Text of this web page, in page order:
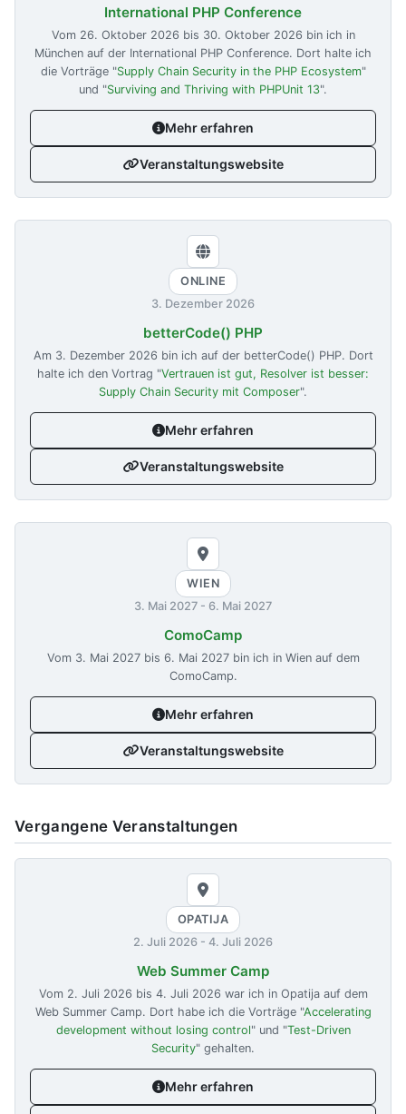
International PHP Conference
Vom 26. Oktober 2026 bis 30. Oktober 2026 bin ich in
München auf der International PHP Conference. Dort halte ich
die Vorträge "Supply Chain Security in the PHP Ecosystem"
und "Surviving and Thriving with PHPUnit 13".
Mehr erfahren
Veranstaltungswebsite
ONLINE
3. Dezember 2026
betterCode() PHP
Am 3. Dezember 2026 bin ich auf der betterCode() PHP. Dort
halte ich den Vortrag "Vertrauen ist gut, Resolver ist besser:
Supply Chain Security mit Composer".
Mehr erfahren
Veranstaltungswebsite
WIEN
3. Mai 2027 - 6. Mai 2027
ComoCamp
Vom 3. Mai 2027bis 6. Mai 2027bin ich in Wien auf dem
ComoCamp.
Mehr erfahren
Veranstaltungswebsite
Vergangene Veranstaltungen
OPATIJA
2. Juli 2026 - 4. Juli 2026
Web Summer Camp
Vom 2. Juli 2026 bis 4. Juli 2026 war ich in Opatija auf dem
Web Summer Camp. Dort habe ich die Vorträge "Accelerating
development without losing control" und "Test-Driven
Security" gehalten.
Mehr erfahren